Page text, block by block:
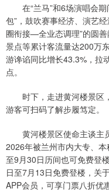
在“兰马”和6场演唱会
包”，鼓吹赛事经济、演艺
圈衔接—全业态调理”的圆善
景点等累计客流量达200万
游谗谄同比增长43.3%，拉
点。
时下，走进黄河楼景区
游客可扫码了解步履笃定。
黄河楼景区使命主谈主
2026年被兰州市内大专、
至9月30日历间也可免费登
日至7月13日免费登楼，关
APP会员，可享门票八折优